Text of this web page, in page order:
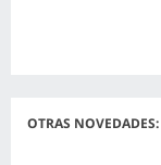
OTRAS NOVEDADES: